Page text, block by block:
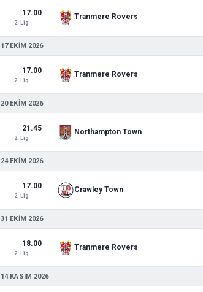
17.00
2. Lig
Tranmere Rovers
17 EKIM 2026
17.00
2. Lig
Tranmere Rovers
20 EKIM 2026
21.45
2. Lig
Northampton Town
24 EKIM 2026
17.00
2. Lig
Crawley Town
31 EKIM 2026
18.00
2. Lig
Tranmere Rovers
14 KASIM 2026